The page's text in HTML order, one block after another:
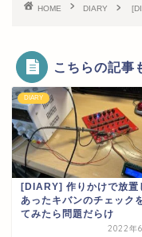
HOME DIARY
こちらの記事
DIARY
[DIARY] 作りかけで放置
あったキバンのチェック
てみたら問題だらけ
2022年